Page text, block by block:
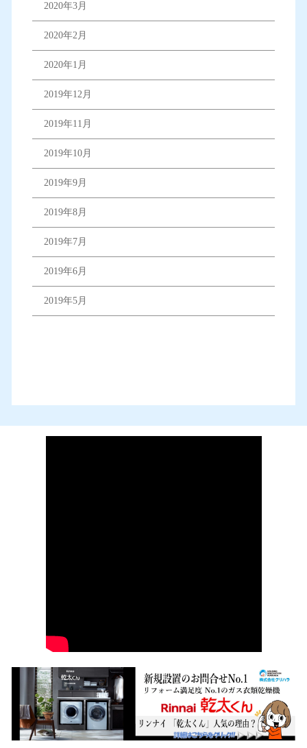
2020年3月
2020年2月
2020年1月
2019年12月
2019年11月
2019年10月
2019年9月
2019年8月
2019年7月
2019年6月
2019年5月